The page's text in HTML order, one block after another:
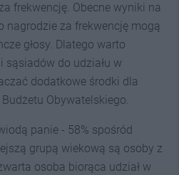
frekwencję. Obecne wyniki na
nagrodzie za frekwencję mogą
głosy. Dlatego warto
do udziału w
dodatkowe środki dla
Obywatelskiego.
panie - 58% spośród
grupą wiekową są osoby z
osoba biorąca udział w